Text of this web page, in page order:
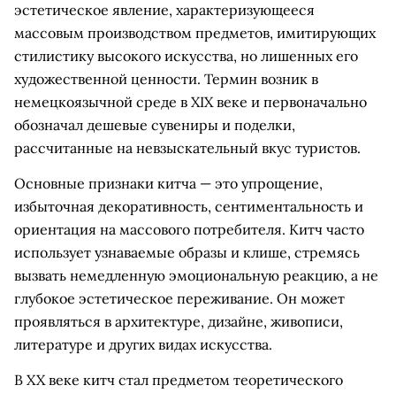
эстетическое явление, характеризующееся
массовым производством предметов, имитирующих
стилистику высокого искусства, но лишенных его
художественной ценности. Термин возник в
немецкоязычной среде в XIX веке и первоначально
обозначал дешевые сувениры и поделки,
рассчитанные на невзыскательный вкус туристов.
Основные признаки китча — это упрощение,
избыточная декоративность, сентиментальность и
ориентация на массового потребителя. Китч часто
использует узнаваемые образы и клише, стремясь
вызвать немедленную эмоциональную реакцию, а не
глубокое эстетическое переживание. Он может
проявляться в архитектуре, дизайне, живописи,
литературе и других видах искусства.
В XX веке китч стал предметом теоретического